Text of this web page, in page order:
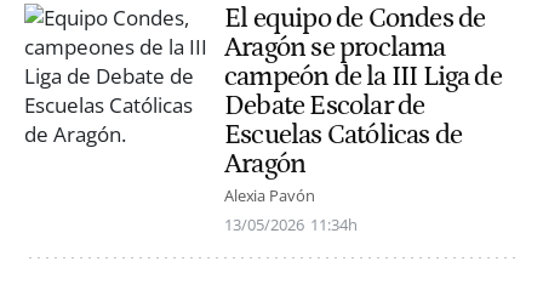
El equipo de Condes de
Aragón se proclama
campeón de la III Liga de
Debate Escolar de
Escuelas Católicas de
Aragón
Alexia Pavón
13/05/2026 11:34h